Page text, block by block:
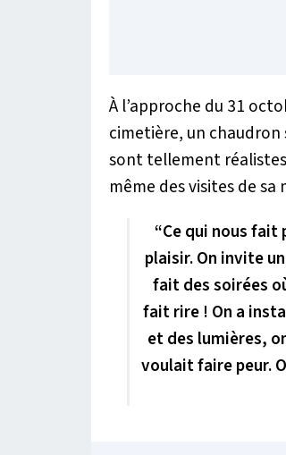
À l’approche du 31
cimetière, un chaudron
sont tellement
même des visites de sa
“Ce qui nous fait
plaisir. On invite
fait des soirées
fait rire ! On a
et des lumières,
voulait faire peur.